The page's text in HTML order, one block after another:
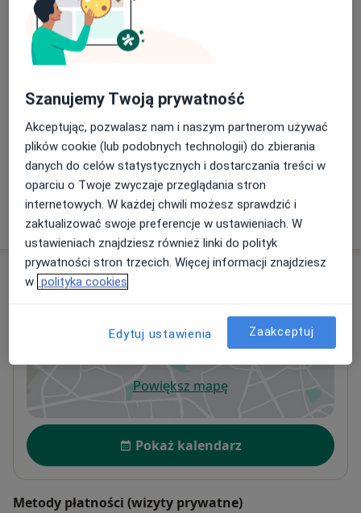
Fizjoterapia uroginekologiczna
(kolejna wizyta)
Fizjoterapia uroginekologiczna
(pierwsza wizyta)
250 zł Szczegóły
Umów wizytę
W jaki sposób ustalane są ceny?
Adres
Spine Kompleksowa Fizjoterapia
Aleja Wojska Polskiego 30 A,10-229Olsztyn
Powiększ mapęotwiera się w nowej karcie
Dostępność
Pokaż kalendarz
Metody płatności (wizyty prywatne)
Szanujemy Twoją prywatność
Akceptując, pozwalasz nam i naszym partnerom używać
plików cookie (lub podobnych technologii) do zbierania
danych do celów statystycznych i dostarczania treści w
oparciu o Twoje zwyczaje przeglądania stron
internetowych. W każdej chwili możesz sprawdzić i
zaktualizować swoje preferencje w ustawieniach. W
ustawieniach znajdziesz również linki do polityk
prywatności stron trzecich. Więcej informacji znajdziesz
w polityka cookies
Edytuj ustawienia Zaakceptuj